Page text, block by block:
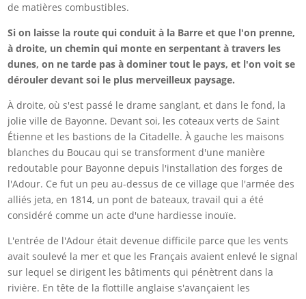
de matières combustibles.
Si on laisse la route qui conduit à la Barre et que l'on prenne,
à droite, un chemin qui monte en serpentant à travers les
dunes, on ne tarde pas à dominer tout le pays, et l'on voit se
dérouler devant soi le plus merveilleux paysage.
À droite, où s'est passé le drame sanglant, et dans le fond, la
jolie ville de Bayonne. Devant soi, les coteaux verts de Saint
Étienne et les bastions de la Citadelle. À gauche les maisons
blanches du Boucau qui se transforment d'une manière
redoutable pour Bayonne depuis l'installation des forges de
l'Adour. Ce fut un peu au-dessus de ce village que l'armée des
alliés jeta, en 1814, un pont de bateaux, travail qui a été
considéré comme un acte d'une hardiesse inouïe.
L'entrée de l'Adour était devenue difficile parce que les vents
avait soulevé la mer et que les Français avaient enlevé le signal
sur lequel se dirigent les bâtiments qui pénètrent dans la
rivière. En tête de la flottille anglaise s'avançaient les